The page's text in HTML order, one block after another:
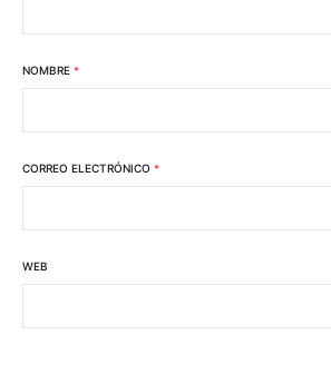
NOMBRE *
CORREO ELECTRÓNICO *
WEB